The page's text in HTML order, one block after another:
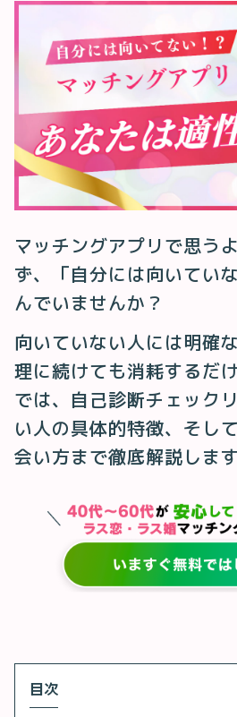
マッチングアプリで思う
ず、「自分には向いてい
んでいませんか？
向いていない人には明確
理に続けても消耗するだ
では、自己診断チェック
い人の具体的特徴、そし
会い方まで徹底解説します
目次